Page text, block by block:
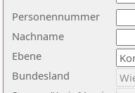
Nachname
Ebene
Personennummer
Bundesland